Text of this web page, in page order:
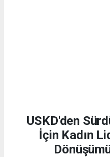
USKD'den
İçin Kadın